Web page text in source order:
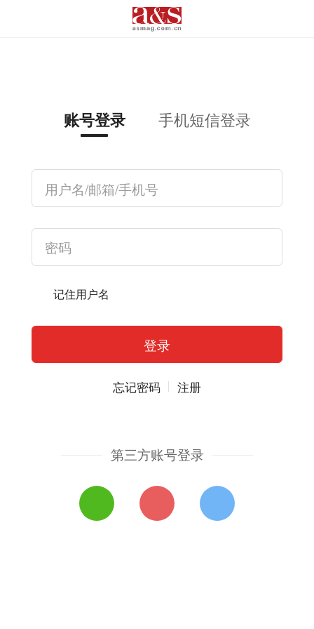
账号登录 手机短信登录
记住用户名
忘记密码 注册
第三方账号登录